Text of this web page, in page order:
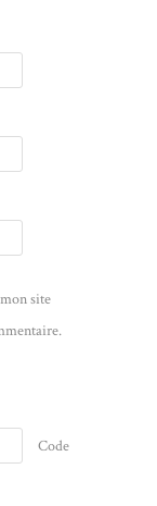
site
Code